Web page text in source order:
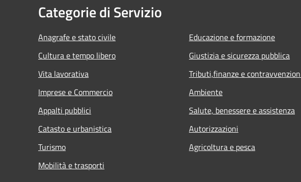
Categorie di Servizio
Anagrafe e stato civile
Cultura e tempo libero
Vita lavorativa
Imprese e Commercio
Appalti pubblici
Catasto e urbanistica
Turismo
Mobilità e trasporti
Educazione e formazione
Giustizia e sicurezza pubblica
Tributi,finanze e
Ambiente
Salute, benessere e assistenza
Autorizzazioni
Agricoltura e pesca